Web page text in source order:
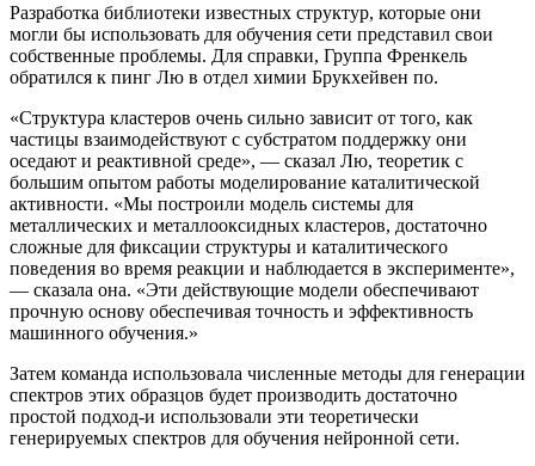
Разработка библиотеки известных структур, которые они
могли бы использовать для обучения сети представил свои
собственные проблемы. Для справки, Группа Френкель
обратился к пинг Лю в отдел химии Брукхейвен по.
«Структура кластеров очень сильно зависит от того, как
частицы взаимодействуют с субстратом поддержку они
оседают и реактивной среде», — сказал Лю, теоретик с
большим опытом работы моделирование каталитической
активности. «Мы построили модель системы для
металлических и металлооксидных кластеров, достаточно
сложные для фиксации структуры и каталитического
поведения во время реакции и наблюдается в эксперименте»,
— сказала она. «Эти действующие модели обеспечивают
прочную основу обеспечивая точность и эффективность
машинного обучения.»
Затем команда использовала численные методы для генерации
спектров этих образцов будет производить достаточно
простой подход-и использовали эти теоретически
генерируемых спектров для обучения нейронной сети.